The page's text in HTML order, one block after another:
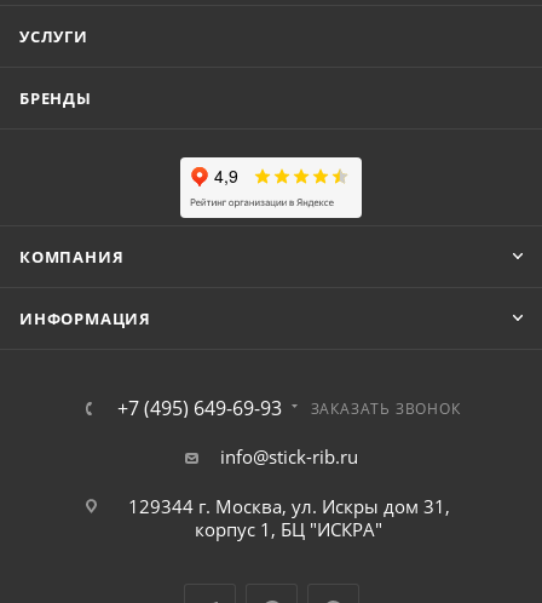
УСЛУГИ
БРЕНДЫ
КОМПАНИЯ
ИНФОРМАЦИЯ
+7 (495) 649-69-93 ЗАКАЗАТЬ ЗВОНОК
info@stick-rib.ru
129344 г. Москва, ул. Искры дом 31,
корпус 1, БЦ "ИСКРА"